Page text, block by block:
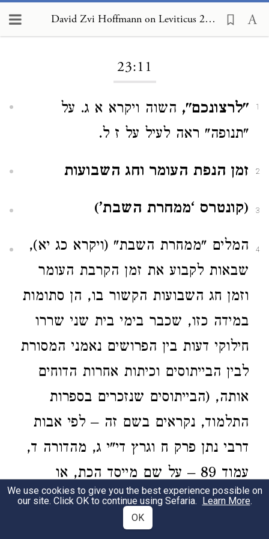
David Zvi Hoffmann on Leviticus 23:11
23:11
1 "לרצונכם", השוה ויקרא א ג. על
"תנופה" ראה לעיל על ז ל.
2 זמן הנפת העומר וחג השבועות
3 (קונטרס ‘ממחרת השבת’)
4
המלים "ממחרת השבת" (ויקרא כג יא),
שבאות לקבוע את זמן הקרבת העומר
וזמן חג השבועות הקשור בו, הן סתומות
במידה כזו, שכבר בימי בית שני שררו
חילוקי דעות בין הפרושים נאמני המסורת
לבין הבייתוסים וכיתות אחרות הדוחים
אותה, (הבייתוסים שנזכרים בספרות
התלמוד, נקראים בשם זה – לפי אבות
דרבי נתן פרק ח וגרץ די"י ג, מהדורה ד,
עמוד 89 – על שם מייסד הכת, או
מורם, בייתוס. לדעת, גייגר, Urschrif
עמוד 102, הם קרובי משפחת שמעון
We use cookies to give you the best experience possible on
our site. Click OK to continue using Sefaria. Learn More.
OK